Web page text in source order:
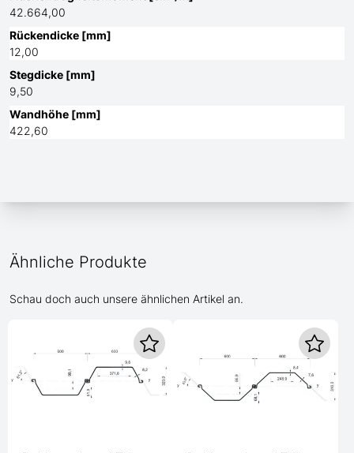
42.664,00
Rückendicke [mm]
12,00
Stegdicke [mm]
9,50
Wandhöhe [mm]
422,60
Ähnliche Produkte
Schau doch auch unsere ähnlichen Artikel an.